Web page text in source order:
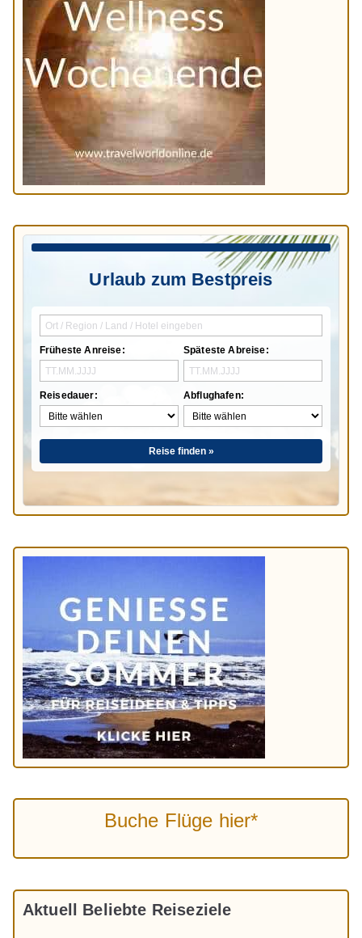
Urlaub zum Bestpreis
Früheste Anreise:
Reisedauer:
Späteste Abreise:
Abflughafen:
Reise finden »
Buche Flüge hier*
Aktuell Beliebte Reiseziele